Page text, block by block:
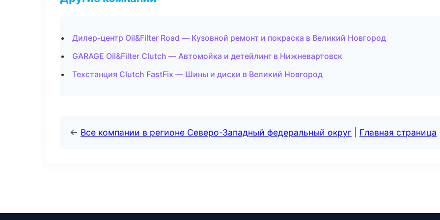
Дилер-центр Oil&Filter Road — Кузовной ремонт и покраска в Великий Новгород
GARAGE Oil&Filter Clutch — Автомойка и детейлинг в Нижневартовск
Техстанция Clutch FastFix — Шины и диски в Великий Новгород
← Все компании в регионе Северо-Западный федеральный округ Главная страница